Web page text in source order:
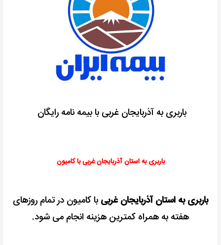
باربری به آذربایجان غربی با بیمه نامه رایگان
باربری به استان آذربایجان غربی با کامیون
باربری به استان آذربایجان غربی با کامیون در تمام روزهای
هفته به همراه کمترین هزینه انجام می شود.